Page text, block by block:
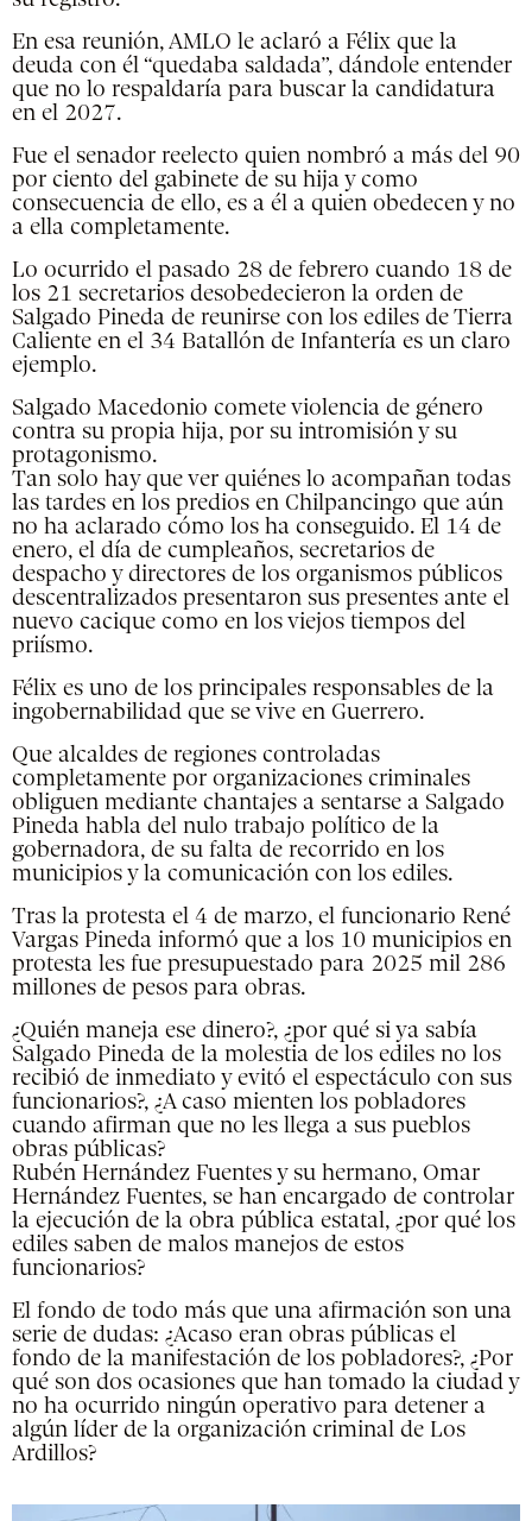
En esa reunión, AMLO le aclaró a Félix que la
deuda con él “quedaba saldada”, dándole entender
que no lo respaldaría para buscar la candidatura
en el 2027.
Fue el senador reelecto quien nombró a más del 90
por ciento del gabinete de su hija y como
consecuencia de ello, es a él a quien obedecen y no
a ella completamente.
Lo ocurrido el pasado 28 de febrero cuando 18 de
los 21 secretarios desobedecieron la orden de
Salgado Pineda de reunirse con los ediles de Tierra
Caliente en el 34 Batallón de Infantería es un claro
ejemplo.
Salgado Macedonio comete violencia de género
contra su propia hija, por su intromisión y su
protagonismo.
Tan solo hay que ver quiénes lo acompañan todas
las tardes en los predios en Chilpancingo que aún
no ha aclarado cómo los ha conseguido. El 14 de
enero, el día de cumpleaños, secretarios de
despacho y directores de los organismos públicos
descentralizados presentaron sus presentes ante el
nuevo cacique como en los viejos tiempos del
priísmo.
Félix es uno de los principales responsables de la
ingobernabilidad que se vive en Guerrero.
Que alcaldes de regiones controladas
completamente por organizaciones criminales
obliguen mediante chantajes a sentarse a Salgado
Pineda habla del nulo trabajo político de la
gobernadora, de su falta de recorrido en los
municipios y la comunicación con los ediles.
Tras la protesta el 4 de marzo, el funcionario René
Vargas Pineda informó que a los 10 municipios en
protesta les fue presupuestado para 2025 mil 286
millones de pesos para obras.
¿Quién maneja ese dinero?, ¿por qué si ya sabía
Salgado Pineda de la molestia de los ediles no los
recibió de inmediato y evitó el espectáculo con sus
funcionarios?, ¿A caso mienten los pobladores
cuando afirman que no les llega a sus pueblos
obras públicas?
Rubén Hernández Fuentes y su hermano, Omar
Hernández Fuentes, se han encargado de controlar
la ejecución de la obra pública estatal, ¿por qué los
ediles saben de malos manejos de estos
funcionarios?
El fondo de todo más que una afirmación son una
serie de dudas: ¿Acaso eran obras públicas el
fondo de la manifestación de los pobladores?, ¿Por
qué son dos ocasiones que han tomado la ciudad y
no ha ocurrido ningún operativo para detener a
algún líder de la organización criminal de Los
Ardillos?